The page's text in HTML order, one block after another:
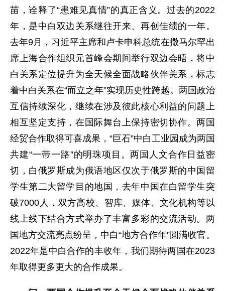
苗，诠释了“患难见真情”的真正含义。过去的2022
年，是中白双边关系继往开来、再创佳绩的一年。
去年9月，习近平主席和卢卡申科总统在撒马尔罕出
席上海合作组织元首峰会期间举行双边会晤，将中
白关系定位提升为全天候全面战略伙伴关系，标志
着中白关系在“而立之年”实现历史性跨越。两国政治
互信持续深化，继续在涉及彼此核心利益的问题上
相互坚定支持，在国际舞台上保持密切协作。两国
经贸合作取得可喜成果，“巨石”中白工业园成为两国
共建“一带一路”的明珠项目。两国人文合作日益密
切，白俄罗斯成为俄语地区仅次于俄罗斯的中国留
学生第二大留学目的地国，去年中国在白留学生突
破7000人，双方高校、智库、媒体、文化机构等以
线上线下结合方式举办了丰富多彩的交流活动。两
国地方交流亮点纷呈，中白“地方合作年”圆满收官。
2022年是中白合作的丰收年，我们期待两国在2023
年取得更多更大的合作成果。